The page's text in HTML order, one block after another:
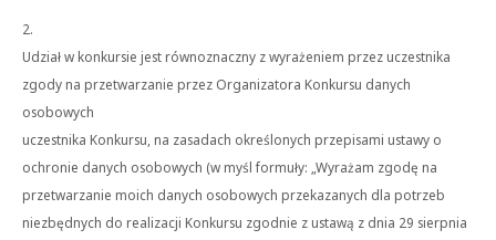
2.
Udział w konkursie jest równoznaczny z wyrażeniem przez uczestnika
zgody na przetwarzanie przez Organizatora Konkursu danych
osobowych
uczestnika Konkursu, na zasadach określonych przepisami ustawy o
ochronie danych osobowych (w myśl formuły: „Wyrażam zgodę na
przetwarzanie moich danych osobowych przekazanych dla potrzeb
niezbędnych do realizacji Konkursu zgodnie z ustawą z dnia 29 sierpnia